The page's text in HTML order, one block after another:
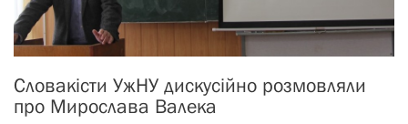
Словакісти УжНУ дискусійно розмовляли
про Мирослава Валека